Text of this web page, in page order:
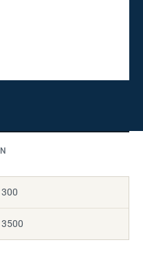
300
3500